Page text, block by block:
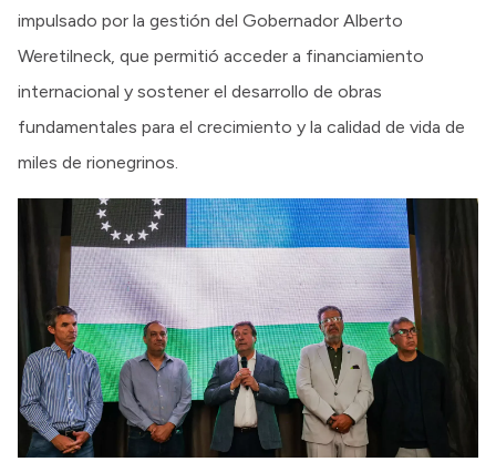
impulsado por la gestión del Gobernador Alberto
Weretilneck, que permitió acceder a financiamiento
internacional y sostener el desarrollo de obras
fundamentales para el crecimiento y la calidad de vida de
miles de rionegrinos.